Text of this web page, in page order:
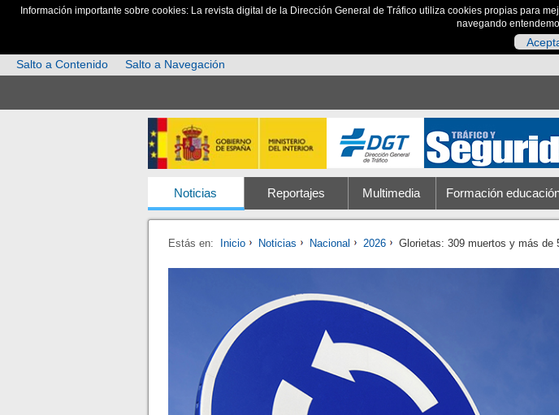
Información importante sobre cookies: La revista digital de la Dirección General de Tráfico utiliza cookies propias para
navegando
Salto a Contenido
Salto a Navegación
Noticias Reportajes Multimedia Formación
Estás en: Inicio Noticias Nacional 2026 Glorietas: 309 muertos y más de